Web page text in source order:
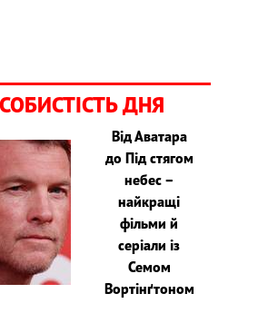
ДНЯ
Від Аватара
до Під стягом
небес –
найкращі
фільми й
серіали із
Семом
Вортінґтоном